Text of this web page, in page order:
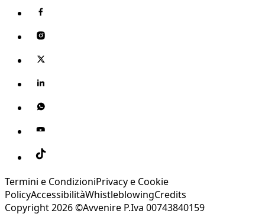
Termini e CondizioniPrivacy e Cookie
PolicyAccessibilitàWhistleblowingCredits
Copyright 2026 ©Avvenire P.Iva 00743840159